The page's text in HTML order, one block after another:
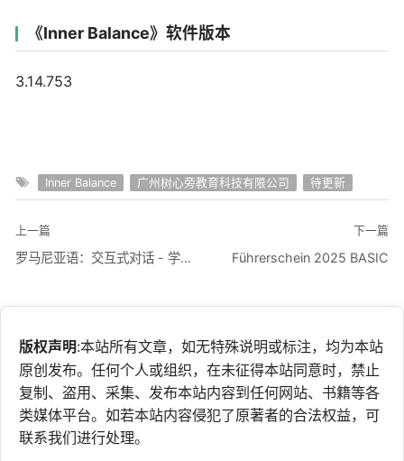
《Inner Balance》软件版本
3.14.753
Inner Balance 广州树心旁教育科技有限公司 待更新
上一篇
罗马尼亚语：交互式对话 - 学习讲 -门语言
下一篇
Führerschein 2025 BASIC
版权声明:本站所有文章，如无特殊说明或标注，均为本站
原创发布。任何个人或组织，在未征得本站同意时，禁止
复制、盗用、采集、发布本站内容到任何网站、书籍等各
类媒体平台。如若本站内容侵犯了原著者的合法权益，可
联系我们进行处理。